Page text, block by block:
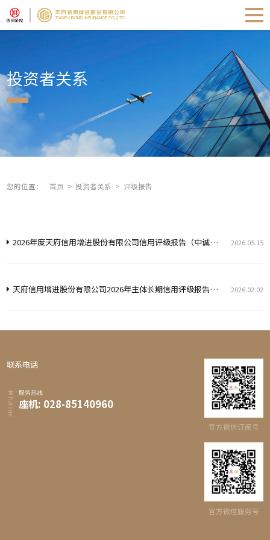
投资者关系
您的位置： 首页 投资者关系 评级报告
2026年度天府信用增进股份有限公司信用评级报告（中诚信） 2026.05.15
天府信用增进股份有限公司2026年主体长期信用评级报告（联合资信） 2026.02.02
联系电话
Hotline
服务热线
座机: 028-85140960
官方微信订阅号
官方微信服务号